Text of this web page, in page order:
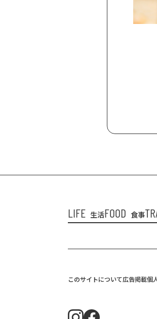
LIFE 生活FOOD 食事
このサイトについて広告掲載個